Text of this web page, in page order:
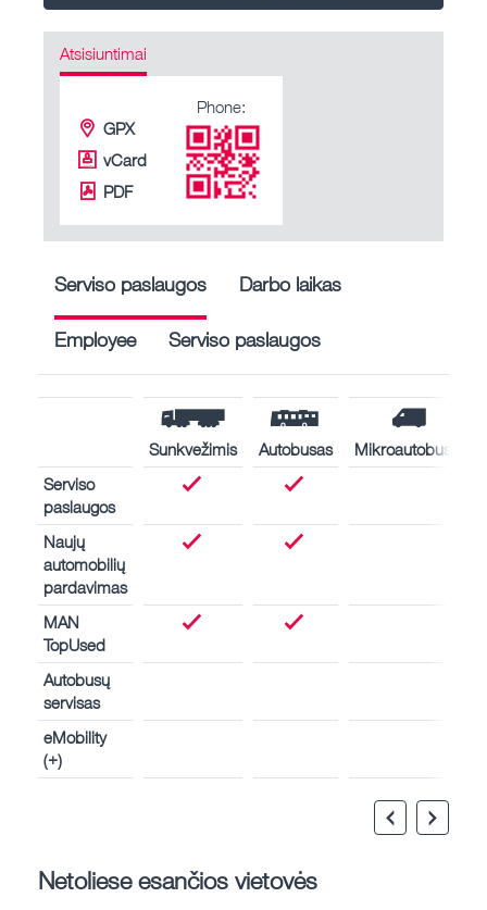
Atsisiuntimai
GPX
vCard
PDF
Phone:
Serviso paslaugos Darbo laikas
Employee Serviso paslaugos
Sunkvežimis Autobusas
Mikroautobusas
Serviso
paslaugos
Naujų
automobilių
pardavimas
MAN
TopUsed
Autobusų
servisas
eMobility
(+)
Netoliese esančios vietovės